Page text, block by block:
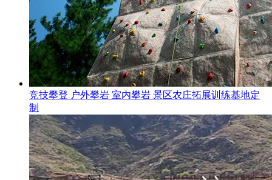
竞技攀登 户外攀岩 室内攀岩 景区农庄拓展训练基地定
制